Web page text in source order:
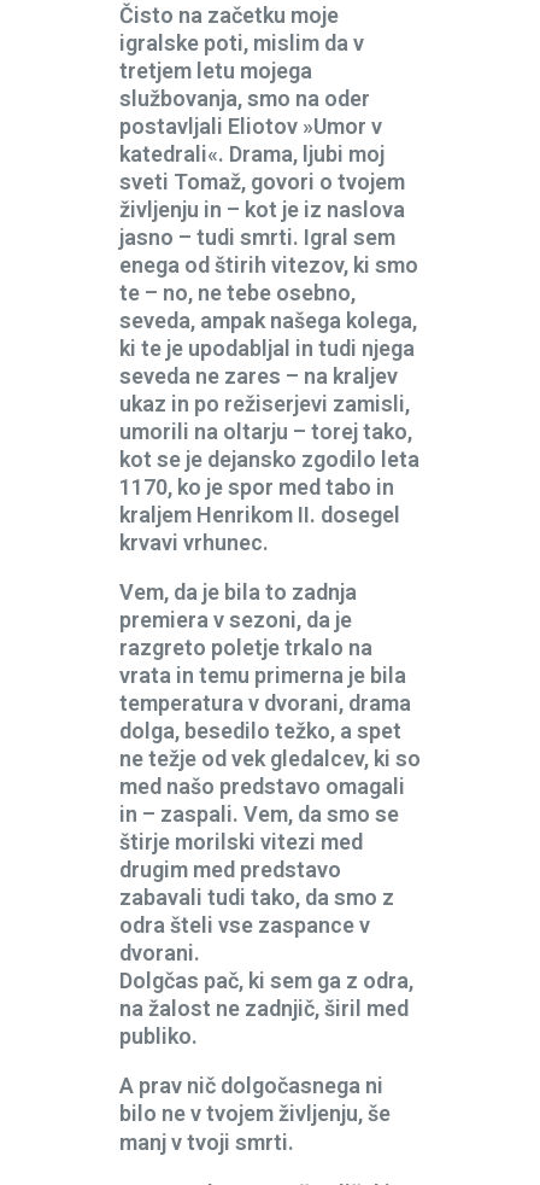
Čisto na začetku moje
igralske poti, mislim da v
tretjem letu mojega
službovanja, smo na oder
postavljali Eliotov »Umor v
katedrali«. Drama, ljubi moj
sveti Tomaž, govori o tvojem
življenju in – kot je iz naslova
jasno – tudi smrti. Igral sem
enega od štirih vitezov, ki smo
te – no, ne tebe osebno,
seveda, ampak našega kolega,
ki te je upodabljal in tudi njega
seveda ne zares – na kraljev
ukaz in po režiserjevi zamisli,
umorili na oltarju – torej tako,
kot se je dejansko zgodilo leta
1170, ko je spor med tabo in
kraljem Henrikom II. dosegel
krvavi vrhunec.
Vem, da je bila to zadnja
premiera v sezoni, da je
razgreto poletje trkalo na
vrata in temu primerna je bila
temperatura v dvorani, drama
dolga, besedilo težko, a spet
ne težje od vek gledalcev, ki so
med našo predstavo omagali
in – zaspali. Vem, da smo se
štirje morilski vitezi med
drugim med predstavo
zabavali tudi tako, da smo z
odra šteli vse zaspance v
dvorani.
Dolgčas pač, ki sem ga z odra,
na žalost ne zadnjič, širil med
publiko.
A prav nič dolgočasnega ni
bilo ne v tvojem življenju, še
manj v tvoji smrti.